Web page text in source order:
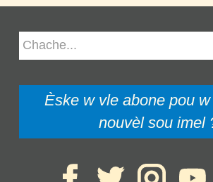
Èske w vle abone pou
nouvèl sou imel